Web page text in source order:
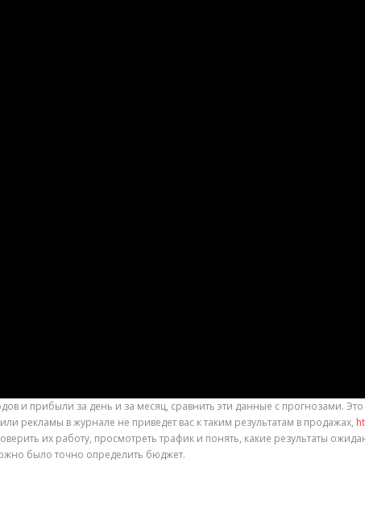
и прибыли за день и за месяц, сравнить эти данные с прогнозами.
рекламы в журнале не приведет вас к таким результатам в продажах,
их работу, просмотреть трафик и понять, какие результаты
было точно определить бюджет.